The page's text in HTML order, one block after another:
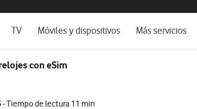
ayuda e idioma
TV Móviles y dispositivos Más servicios
con eSim
- Tiempo de lectura 11 min